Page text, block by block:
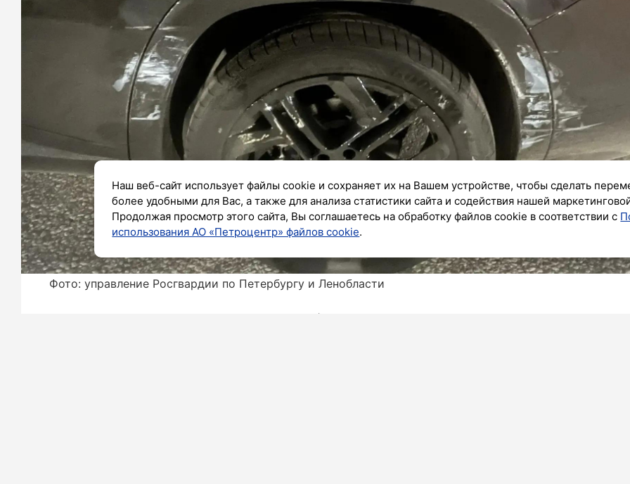
Фото: управление Росгвардии по Петербургу и Ленобласти
Наш веб-сайт использует файлы cookie и сохраняет их на Вашем устройстве, чтобы сделать
более удобными для Вас, а также для анализа статистики сайта и содействия нашей
Продолжая просмотр этого сайта, Вы соглашаетесь на обработку файлов cookie в соответствии с
использования АО «Петроцентр» файлов cookie.